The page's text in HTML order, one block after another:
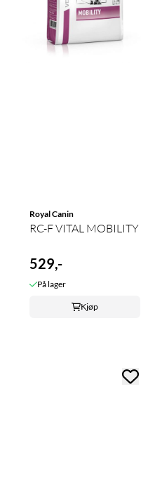
Royal Canin
RC-F VITAL MOBILITY
529,-
På lager
Kjøp